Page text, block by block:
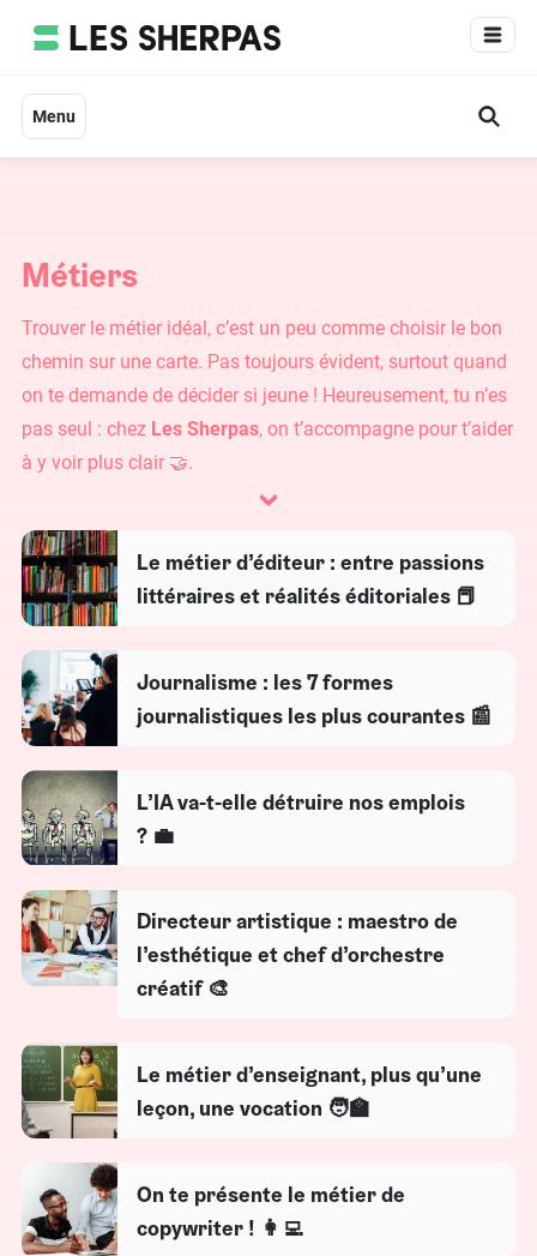
Menu
Métiers
Trouver le métier idéal, c’est un peu comme choisir le bon
chemin sur une carte. Pas toujours évident, surtout quand
on te demande de décider si jeune ! Heureusement, tu n’es
pas seul : chez Les Sherpas, on t’accompagne pour t’aider
à y voir plus clair 🤝.
Le métier d’éditeur : entre passions
littéraires et réalités éditoriales 📕
Journalisme : les 7 formes
journalistiques les plus courantes 📰
L’IA va-t-elle détruire nos emplois
? 💼
Directeur artistique : maestro de
l’esthétique et chef d’orchestre
créatif 🎨
Le métier d’enseignant, plus qu’une
leçon, une vocation 🧑‍🏫
On te présente le métier de
copywriter ! 👩‍💻